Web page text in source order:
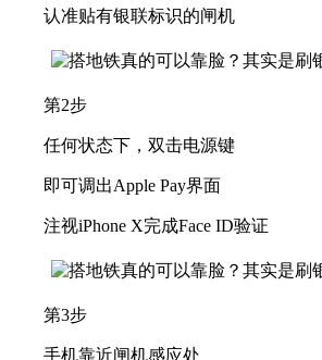
认准贴有银联标识的闸机
第2步
任何状态下，双击电源键
即可调出Apple Pay界面
注视iPhone X完成Face ID验证
第3步
手机靠近闸机感应处